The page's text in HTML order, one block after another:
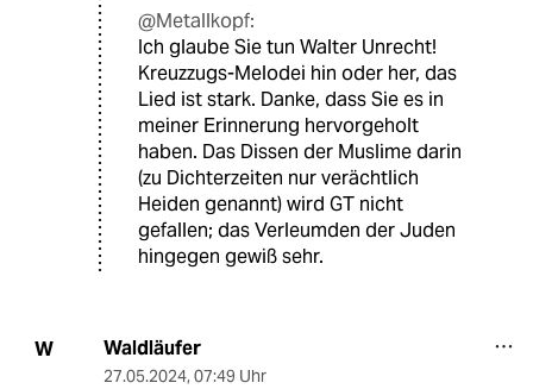
@Metallkopf:
Ich glaube Sie tun Walter Unrecht!
Kreuzzugs-Melodei hin oder her, das
Lied ist stark. Danke, dass Sie es in
meiner Erinnerung hervorgeholt
haben. Das Dissen der Muslime darin
(zu Dichterzeiten nur verächtlich
Heiden genannt) wird GT nicht
gefallen; das Verleumden der Juden
hingegen gewiß sehr.
W Waldläufer
27.05.2024, 07:49 Uhr